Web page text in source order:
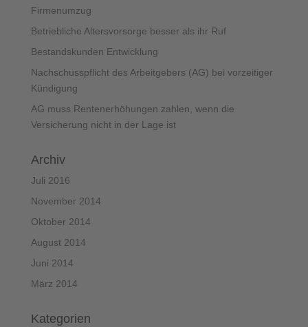
Firmenumzug
Betriebliche Altersvorsorge besser als ihr Ruf
Bestandskunden Entwicklung
Nachschusspflicht des Arbeitgebers (AG) bei vorzeitiger
Kündigung
AG muss Rentenerhöhungen zahlen, wenn die
Versicherung nicht in der Lage ist
Archiv
Juli 2016
November 2014
Oktober 2014
August 2014
Juni 2014
März 2014
Kategorien